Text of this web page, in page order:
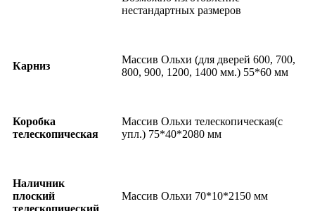
нестандартных размеров
Карниз
Массив Ольхи (для дверей 600, 700,
800, 900, 1200, 1400 мм.) 55*60 мм
Коробка
телескопическая
Массив Ольхи телескопическая(с
упл.) 75*40*2080 мм
Наличник
плоский
телескопический
Массив Ольхи 70*10*2150 мм